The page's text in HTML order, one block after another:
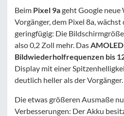
Beim Pixel 9ageht Google neue
Vorgänger, dem Pixel 8a,
geringfügig: Die
also 0,2 Zoll mehr. Das
Bildwiederholfrequenzen bis
Display mit einer
deutlich heller als der Vorgänger.
Die etwas größeren Ausmaße
Verbesserungen: Der Akku